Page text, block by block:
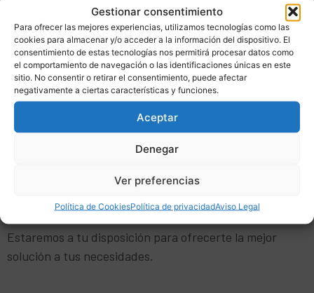
Gestionar consentimiento
Para ofrecer las mejores experiencias, utilizamos tecnologías como las
cookies para almacenar y/o acceder a la información del dispositivo. El
consentimiento de estas tecnologías nos permitirá procesar datos como
el comportamiento de navegación o las identificaciones únicas en este
sitio. No consentir o retirar el consentimiento, puede afectar
negativamente a ciertas características y funciones.
Aceptar
Denegar
Ver preferencias
Política de CookiesPolítica de privacidadAviso Legal
el consiguiente perjuicio de falta de visualización de la
web en los buscadores.
Ahora es el momento de plantear un cambio y mejorar el
diseño, la información, la dinamización de la página web
y la adecuación a la tecnología actual para tener una
página web útil y productiva.
Analogía Comunicación, podemos ofrecerte el
cuestionario en nuestra página web o
llámanos por teléfono,620958724.
Estaremos a tu disposición para ofrecerte la mejor
solución a tus necesidades.